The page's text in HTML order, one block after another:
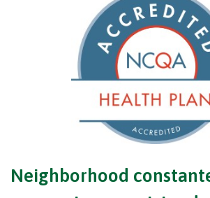
Neighborhood